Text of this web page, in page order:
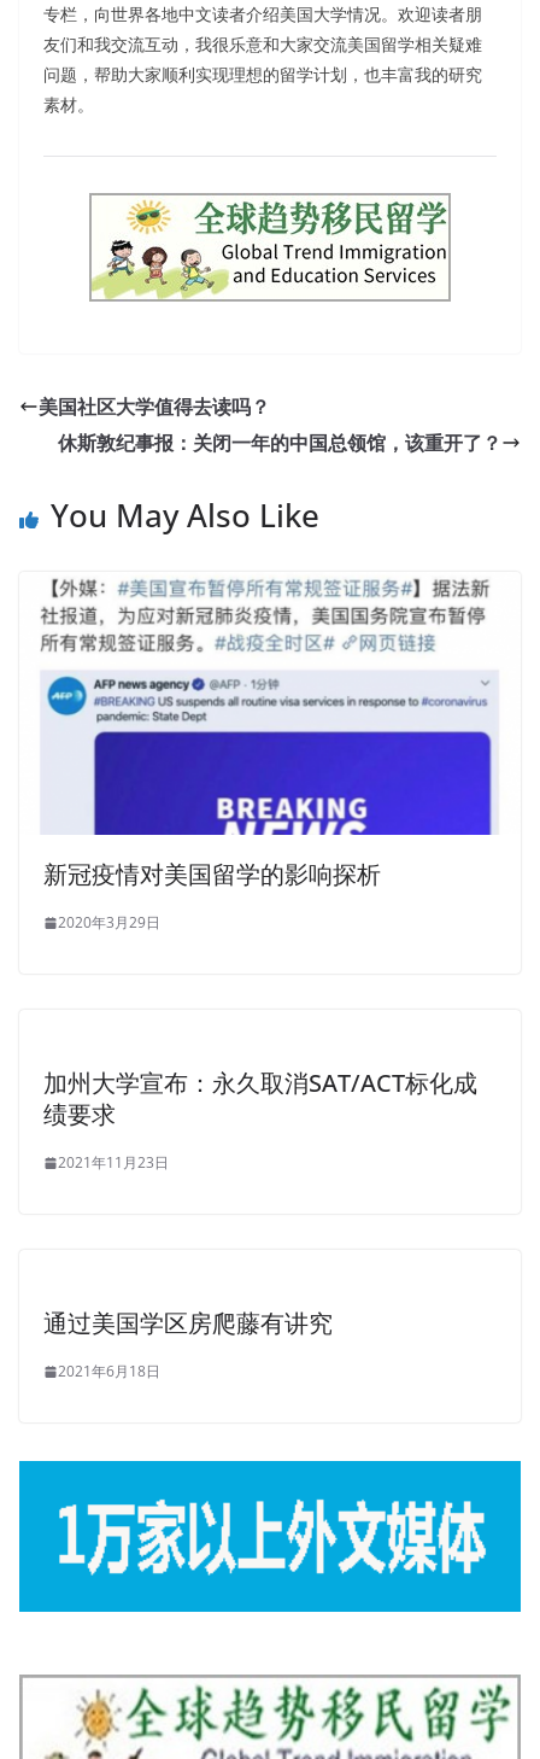
专栏，向世界各地中文读者介绍美国大学情况。欢迎读者朋
友们和我交流互动，我很乐意和大家交流美国留学相关疑难
问题，帮助大家顺利实现理想的留学计划，也丰富我的研究
素材。
美国社区大学值得去读吗？
休斯敦纪事报：关闭一年的中国总领馆，该重开了？
You May Also Like
新冠疫情对美国留学的影响探析
2020年3月29日
加州大学宣布：永久取消SAT/ACT标化成
绩要求
2021年11月23日
通过美国学区房爬藤有讲究
2021年6月18日